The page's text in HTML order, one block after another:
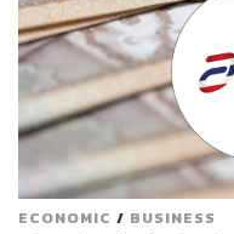
ECONOMIC / BUSINESS